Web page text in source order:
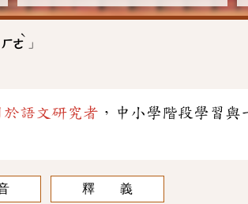
ㄏㄜ
ˋ
」
於語文研究者 ，中小學階段學習
釋 義